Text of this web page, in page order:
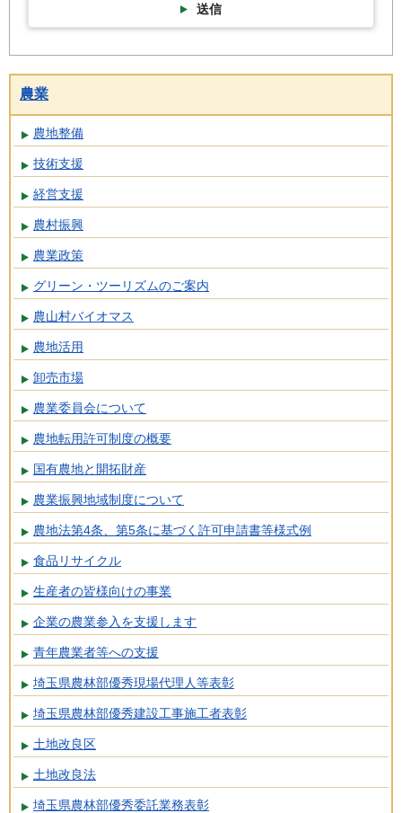
送信
農業
農地整備
技術支援
経営支援
農村振興
農業政策
グリーン・ツーリズムのご案内
農山村バイオマス
農地活用
卸売市場
農業委員会について
農地転用許可制度の概要
国有農地と開拓財産
農業振興地域制度について
農地法第4条、第5条に基づく許可申請書等様式例
食品リサイクル
生産者の皆様向けの事業
企業の農業参入を支援します
青年農業者等への支援
埼玉県農林部優秀現場代理人等表彰
埼玉県農林部優秀建設工事施工者表彰
土地改良区
土地改良法
埼玉県農林部優秀委託業務表彰